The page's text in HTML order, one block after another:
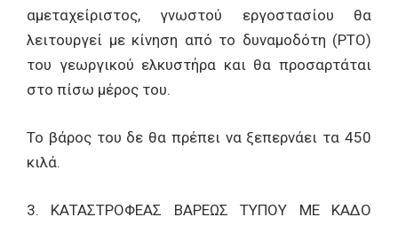
αμεταχείριστος, γνωστού εργοστασίου θα
λειτουργεί με κίνηση από το δυναμοδότη (PTO)
του γεωργικού ελκυστήρα και θα προσαρτάται
στο πίσω μέρος του.
Το βάρος του δε θα πρέπει να ξεπερνάει τα 450
κιλά.
3. ΚΑΤΑΣΤΡΟΦΕΑΣ ΒΑΡΕΩΣ ΤΥΠΟΥ ΜΕ ΚΑΔΟ